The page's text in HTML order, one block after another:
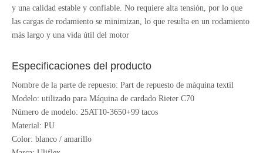
y una calidad estable y confiable. No requiere alta tensión, por lo que
las cargas de rodamiento se minimizan, lo que resulta en un rodamiento
más largo y una vida útil del motor
Especificaciones del producto
Nombre de la parte de repuesto: Part de repuesto de máquina textil
Modelo: utilizado para Máquina de cardado Rieter C70
Número de modelo: 25AT10-3650+99 tacos
Material: PU
Color: blanco / amarillo